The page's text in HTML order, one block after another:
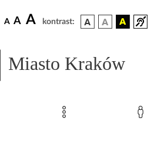
A A A kontrast:
Miasto Kraków